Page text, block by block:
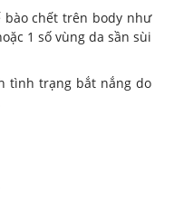
chết trên body như
1 số vùng da sần sùi
tình trạng bắt nắng do